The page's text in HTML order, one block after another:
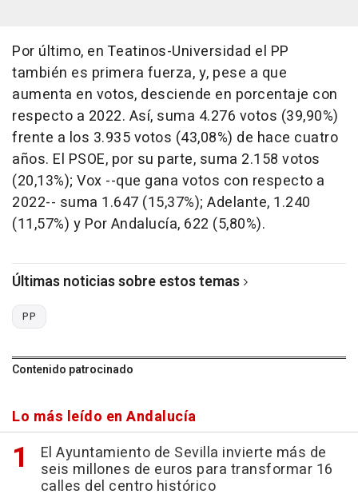
Por último, en Teatinos-Universidad el PP
también es primera fuerza, y, pese a que
aumenta en votos, desciende en porcentaje con
respecto a 2022. Así, suma 4.276 votos (39,90%)
frente a los 3.935 votos (43,08%) de hace cuatro
años. El PSOE, por su parte, suma 2.158 votos
(20,13%); Vox --que gana votos con respecto a
2022-- suma 1.647 (15,37%); Adelante, 1.240
(11,57%) y Por Andalucía, 622 (5,80%).
Últimas noticias sobre estos temas
PP
Contenido patrocinado
Lo más leído en Andalucía
El Ayuntamiento de Sevilla invierte más de
seis millones de euros para transformar 16
calles del centro histórico